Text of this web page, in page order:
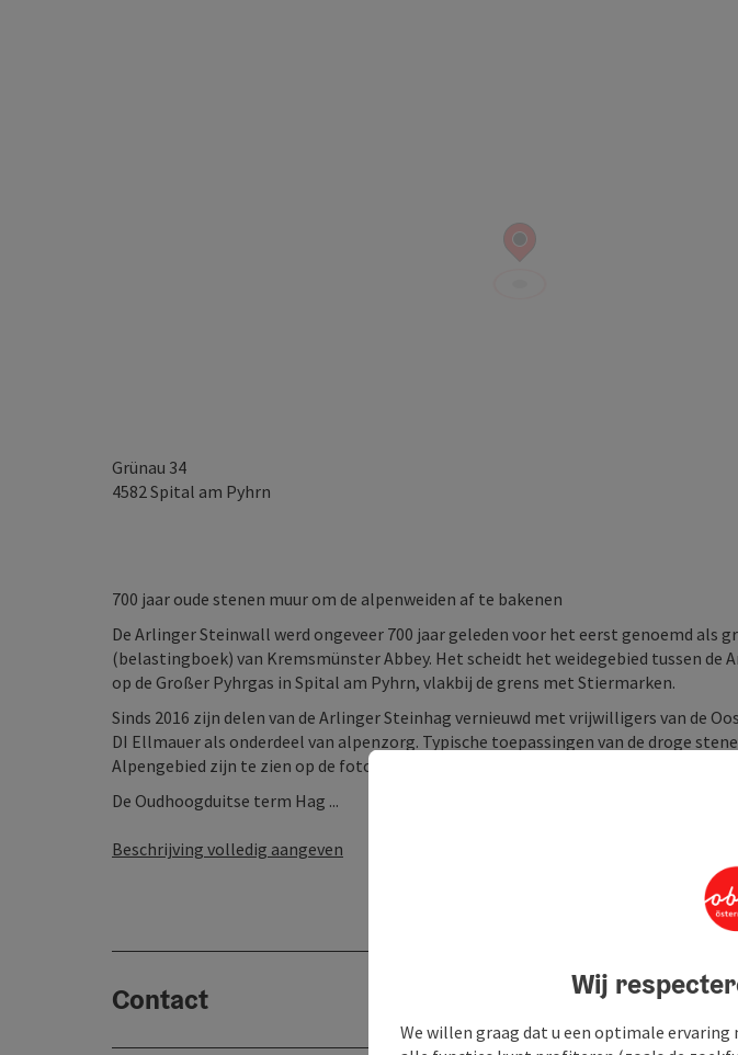
Grünau 34
4582Spital am Pyhrn
700 jaar oude stenen muur om de alpenweiden af ​​te bakenen
De Arlinger Steinwall werd ongeveer 700 jaar geleden voor het eerst genoemd als
(belastingboek) van Kremsmünster Abbey. Het scheidt het weidegebied tussen de
op de Großer Pyhrgas in Spital am Pyhrn, vlakbij de grens met Stiermarken.
Sinds 2016 zijn delen van de Arlinger Steinhag vernieuwd met vrijwilligers van de
DI Ellmauer als onderdeel van alpenzorg. Typische toepassingen van de droge
Alpengebied zijn te zien op de foto's.
De Oudhoogduitse term Hag ...
Beschrijving volledig aangeven
Contact Wij
We willen graag dat u een optimale